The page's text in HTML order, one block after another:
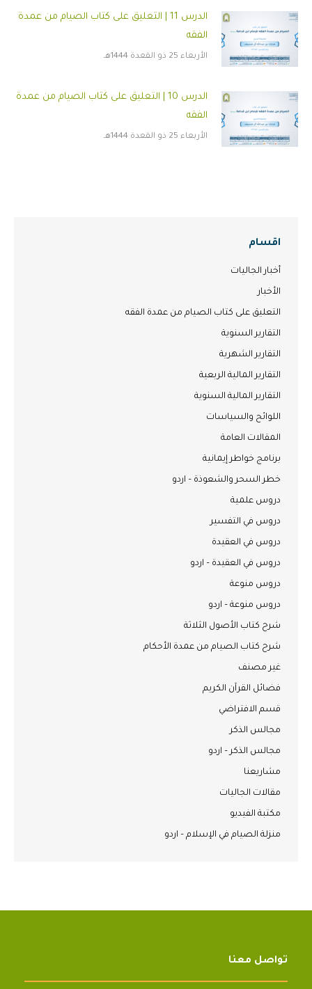
الدرس 11 | التعليق على كتاب الصيام من عمدة
الفقه
الأربعاء 25 ذو القعدة 1444هـ
الدرس 10 | التعليق على كتاب الصيام من عمدة
الفقه
الأربعاء 25 ذو القعدة 1444هـ
اقسام
أخبار الجاليات
الأخبار
التعليق على كتاب الصيام من عمدة الفقه
التقارير السنوية
التقارير الشهرية
التقارير المالية الربعية
التقارير المالية السنوية
اللوائح والسياسات
المقالات العامة
برنامج خواطر إيمانية
خطر السحر والشعوذة – اردو
دروس علمية
دروس في التفسير
دروس في العقيدة
دروس في العقيدة – اردو
دروس منوعة
دروس منوعة – اردو
شرح كتاب الأصول الثلاثة
شرح كتاب الصيام من عمدة الأحكام
غير مصنف
فضائل القرآن الكريم
قسم الافتراضي
مجالس الذكر
مجالس الذكر – اردو
مشاريعنا
مقالات الجاليات
مكتبة الفيديو
منزلة الصيام في الإسلام – اردو
تواصل معنا